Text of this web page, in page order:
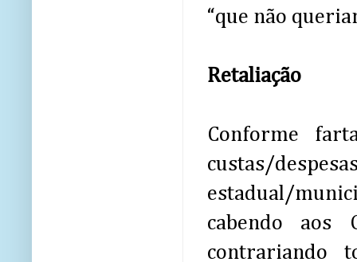
“que não
Retaliação
Conforme
custas/
estadual/
cabendo aos
contrariando